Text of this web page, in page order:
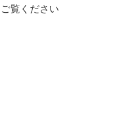
ご覧ください